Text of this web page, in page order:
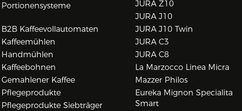
Portionensysteme
B2B Kaffeevollautomaten
Kaffeemühlen
Handmühlen
Kaffeebohnen
Gemahlener Kaffee
Pflegeprodukte
Pflegeprodukte Siebträger
JURA Z10
JURA J10
JURA J10 Twin
JURA C3
JURA C8
La Marzocco Linea Micra
Mazzer Philos
Eureka Mignon Specialita
Smart